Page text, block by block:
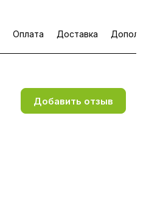
Оплата Доставка
Добавить отзыв